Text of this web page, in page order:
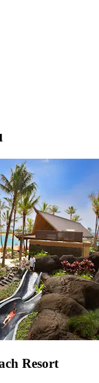
Resort